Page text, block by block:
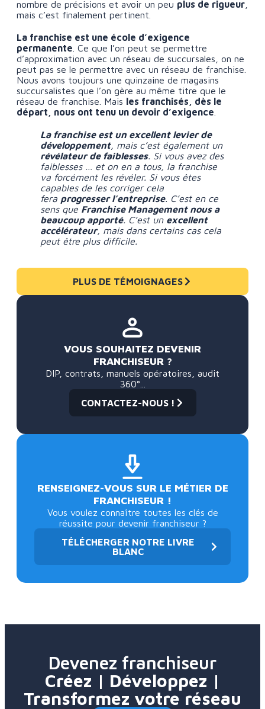
nombre de précisions et avoir un peu plus de rigueur
mais c’est finalement pertinent.
La franchise est une école d’exigence
permanente . Ce que l’on peut se permettre
d’approximation avec un réseau de succursales, on ne
peut pas se le permettre avec un réseau de franchise.
Nous avons toujours une quinzaine de magasins
succursalistes que l’on gère au même titre que le
réseau de franchise. Mais les franchisés, dès le
départ, nous ont tenu un devoir d’exigence
La franchise est un excellent levier de
développement, mais c’est également un
révélateur de faiblesses. Si vous avez des
faiblesses … et on en a tous, la franchise
va forcément les révéler. Si vous êtes
capables de les corriger cela
fera progresser l’entreprise. C’est en ce
sens que Franchise Management nous a
beaucoup apporté. C’est un excellent
accélérateur, mais dans certains cas cela
peut être plus difficile.
PLUS DE TÉMOIGNAGES
VOUS SOUHAITEZ DEVENIR
FRANCHISEUR ?
DIP, contrats, manuels opératoires, audit
360°...
CONTACTEZ-NOUS !
RENSEIGNEZ-VOUS SUR LE MÉTIER DE
FRANCHISEUR !
Vous voulez connaître toutes les clés de
réussite pour devenir franchiseur ?
TÉLÉCHERGER NOTRE LIVRE
BLANC
Devenez franchiseur
Créez | Développez |
Transformez votre réseau